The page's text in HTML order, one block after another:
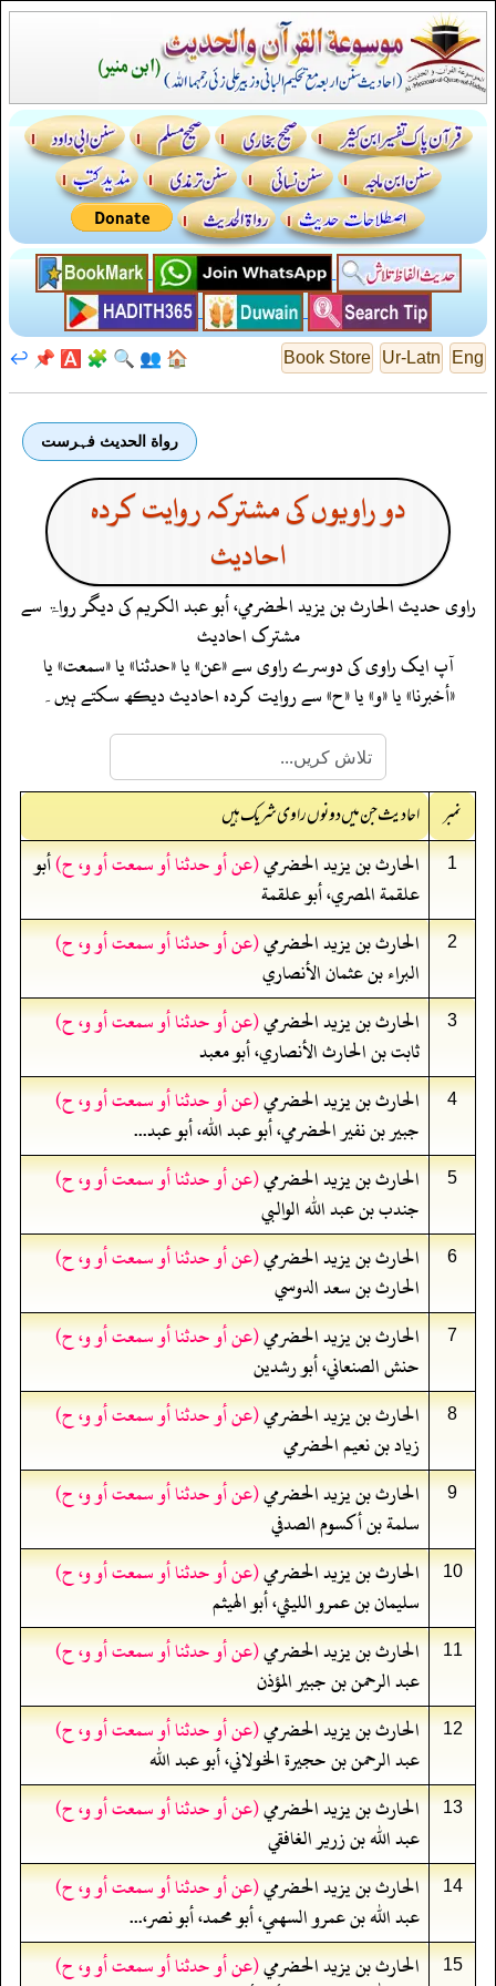
Eng
Ur-Latn
Book Store
🏠
👥
🔍
🧩
🅰️
📌
↩️
رواة الحديث فہرست
دو راویوں کی مشترکہ روایت کردہ
احادیث
راوی حدیثالحارث بن يزيد الحضرمي، أبو عبد الكريمکی دیگر رواۃ سے
مشترک احادیث
آپ ایک راوی کی دوسرے راوی سے «عن» یا «حدثنا» یا «سمعت» یا
«أخبرنا» یا «و» یا «ح» سے روایت کردہ احادیث دیکھ سکتے ہیں۔
نمبر احادیث جن میں دونوں راوی شریک ہیں
1 الحارث بن يزيد الحضرمي(عن أو حدثنا أو سمعت أو و، ح)أبو
علقمة المصري، أبو علقمة
2 الحارث بن يزيد الحضرمي(عن أو حدثنا أو سمعت أو و، ح)
البراء بن عثمان الأنصاري
3 الحارث بن يزيد الحضرمي(عن أو حدثنا أو سمعت أو و، ح)
ثابت بن الحارث الأنصاري، أبو معبد
4 الحارث بن يزيد الحضرمي(عن أو حدثنا أو سمعت أو و، ح)
جبير بن نفير الحضرمي، أبو عبد الله، أبو عبد...
5 الحارث بن يزيد الحضرمي(عن أو حدثنا أو سمعت أو و، ح)
جندب بن عبد الله الوالبي
6 الحارث بن يزيد الحضرمي(عن أو حدثنا أو سمعت أو و، ح)
الحارث بن سعد الدوسي
7 الحارث بن يزيد الحضرمي(عن أو حدثنا أو سمعت أو و، ح)
حنش الصنعاني، أبو رشدين
8 الحارث بن يزيد الحضرمي(عن أو حدثنا أو سمعت أو و، ح)
زياد بن نعيم الحضرمي
9 الحارث بن يزيد الحضرمي(عن أو حدثنا أو سمعت أو و، ح)
سلمة بن أكسوم الصدفي
10 الحارث بن يزيد الحضرمي(عن أو حدثنا أو سمعت أو و، ح)
سليمان بن عمرو الليثي، أبو الهيثم
11 الحارث بن يزيد الحضرمي(عن أو حدثنا أو سمعت أو و، ح)
عبد الرحمن بن جبير المؤذن
12 الحارث بن يزيد الحضرمي(عن أو حدثنا أو سمعت أو و، ح)
عبد الرحمن بن حجيرة الخولاني، أبو عبد الله
13 الحارث بن يزيد الحضرمي(عن أو حدثنا أو سمعت أو و، ح)
عبد الله بن زرير الغافقي
14 الحارث بن يزيد الحضرمي(عن أو حدثنا أو سمعت أو و، ح)
عبد الله بن عمرو السهمي، أبو محمد، أبو نصر،...
15 الحارث بن يزيد الحضرمي(عن أو حدثنا أو سمعت أو و، ح)